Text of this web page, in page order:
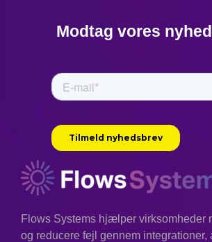
Modtag vores
Flows Systems hjælper virksomheder
og reducere fejl gennem integrationer,